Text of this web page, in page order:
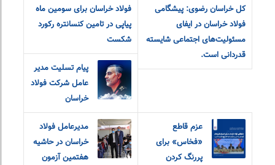
کل خراسان رضوی: پیشگامی
فولاد خراسان در ایفای
مسئولیت‌های اجتماعی شایسته
قدردانی است.
فولاد خراسان برای سومین ماه
پیاپی در تامین کنسانتره رکورد
شکست
پیام تسلیت مدیر
عامل شرکت فولاد
خراسان
عزم قاطع
«فخاس» برای
پررنگ کردن
مدیرعامل فولاد
خراسان در حاشیه
هفتمین آزمون